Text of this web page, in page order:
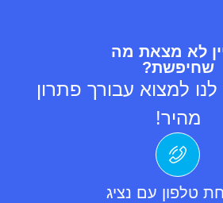
לא מצאת מה
שחיפשת?
למצוא עבורך פתרון
מהיר!
טלפון עם נציג